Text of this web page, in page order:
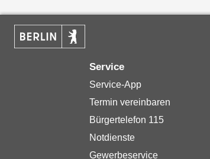
Service
Service-App
Termin vereinbaren
Bürgertelefon 115
Notdienste
Gewerbeservice